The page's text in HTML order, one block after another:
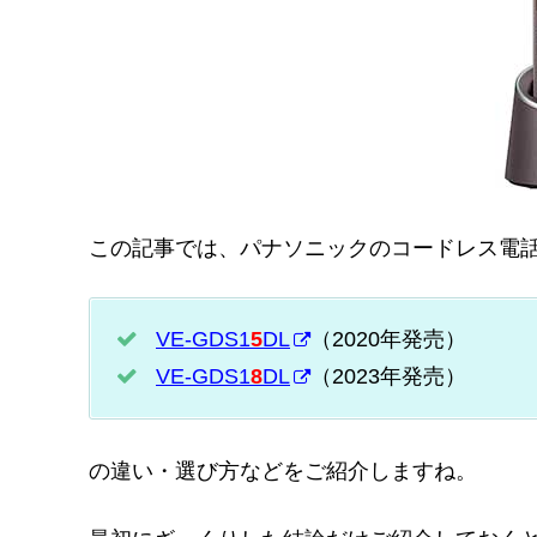
この記事では、パナソニックのコードレス電
VE-GDS15DL
（2020年発売）
VE-GDS18DL （2023年発売）
の違い・選び方などをご紹介しますね。